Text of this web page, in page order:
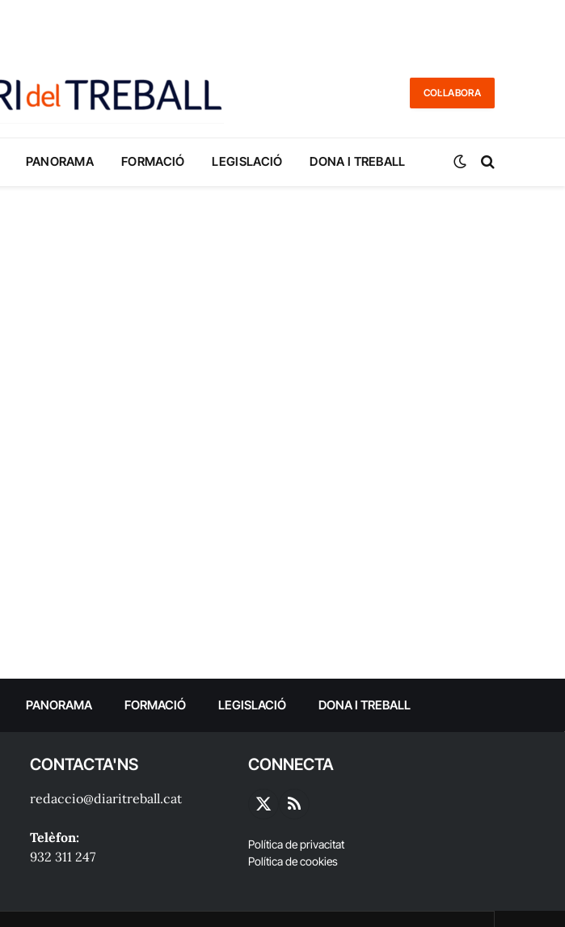
COL·LABORA
PANORAMA FORMACIÓ LEGISLACIÓ DONA I TREBALL
PANORAMA FORMACIÓ LEGISLACIÓ DONA I TREBALL
CONTACTA'NS
redaccio@diaritreball.cat
Telèfon:
932 311 247
CONNECTA
X
RSS
Política de privacitat
Política de cookies